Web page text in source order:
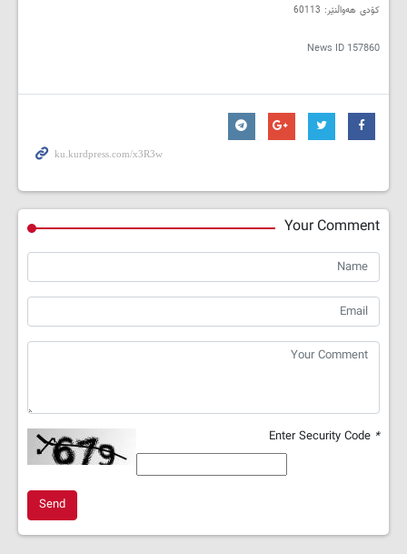
کۆدی هەواڵنێر: 60113
News ID 157860
Your Comment
*
Send